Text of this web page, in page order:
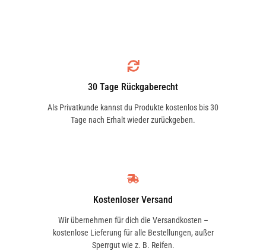
30 Tage Rückgaberecht
Als Privatkunde kannst du Produkte kostenlos bis 30
Tage nach Erhalt wieder zurückgeben.
Kostenloser Versand
Wir übernehmen für dich die Versandkosten –
kostenlose Lieferung für alle Bestellungen, außer
Sperrgut wie z. B. Reifen.